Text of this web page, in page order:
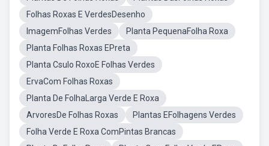
Folhas Roxas E VerdesDesenho
ImagemFolhas Verdes
Planta PequenaFolha Roxa
Planta Folhas Roxas EPreta
Planta Csulo RoxoE Folhas Verdes
ErvaCom Folhas Roxas
Planta De FolhaLarga Verde E Roxa
ArvoresDe Folhas Roxas
Plantas EFolhagens Verdes
Folha Verde E Roxa ComPintas Brancas